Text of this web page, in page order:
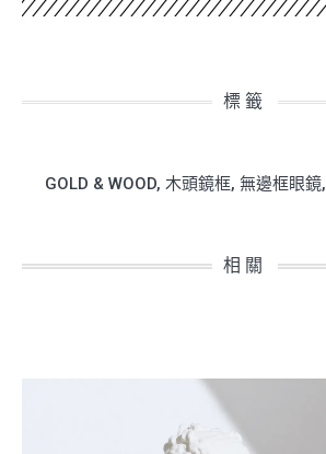
標籤
GOLD & WOOD, 木頭鏡框, 無邊框眼鏡,
相關